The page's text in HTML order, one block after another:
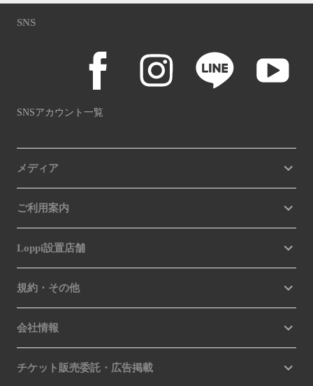
SNS
SNSアカウント一覧
メディア
ご利用案内
Loppi設置店舗
規約・その他
会社情報
チケット販売委託・広告掲載